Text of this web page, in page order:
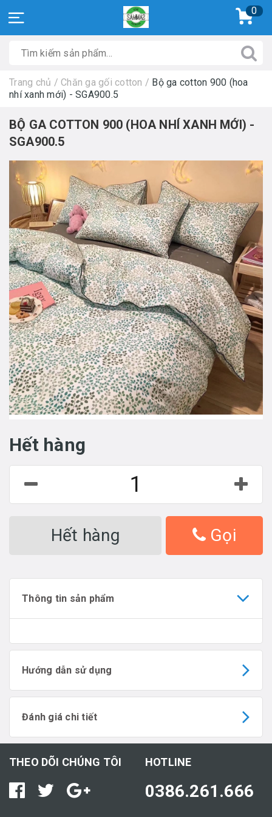
0
Trang chủ / Chăn ga gối cotton / Bộ ga cotton 900 (hoa
nhí xanh mới) - SGA900.5
BỘ GA COTTON 900 (HOA NHÍ XANH MỚI) -
SGA900.5
Hết hàng
Hết hàng Gọi
Thông tin sản phẩm
Hướng dẫn sử dụng
Đánh giá chi tiết
THEO DÕI CHÚNG TÔI HOTLINE
0386.261.666